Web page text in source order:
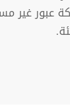
عبور